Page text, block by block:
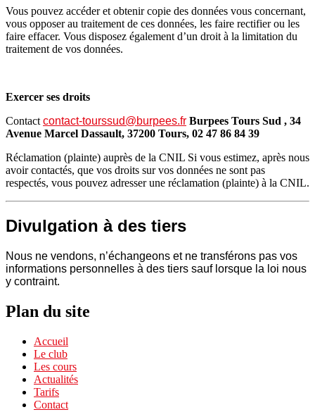
Vous pouvez accéder et obtenir copie des données vous concernant,
vous opposer au traitement de ces données, les faire rectifier ou les
faire effacer. Vous disposez également d’un droit à la limitation du
traitement de vos données.
Exercer ses droits
Contactcontact-tourssud@burpees.fr Burpees Tours Sud , 34
Avenue Marcel Dassault, 37200 Tours, 02 47 86 84 39
Réclamation (plainte) auprès de la CNIL Si vous estimez, après nous
avoir contactés, que vos droits sur vos données ne sont pas
respectés, vous pouvez adresser une réclamation (plainte) à la CNIL.
Divulgation à des tiers
Nous ne vendons, n’échangeons et ne transférons pas vos
informations personnelles à des tiers sauf lorsque la loi nous
y contraint.
Plan du site
Accueil
Le club
Les cours
Actualités
Tarifs
Contact